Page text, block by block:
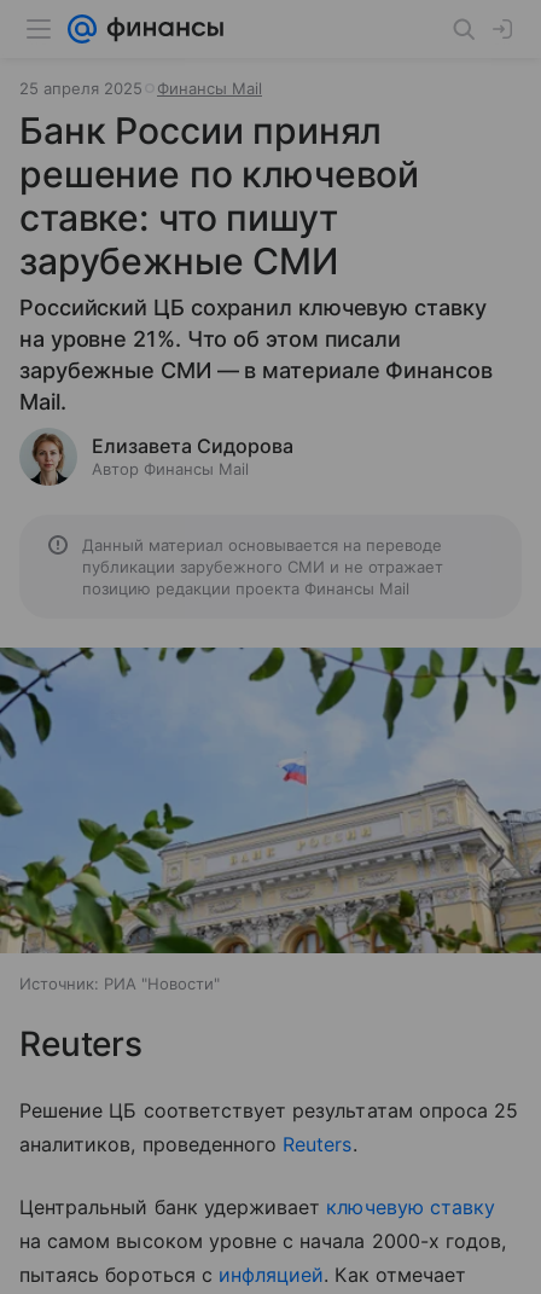
25 апреля 2025 Финансы Mail
Банк России принял
решение по ключевой
ставке: что пишут
зарубежные СМИ
Российский ЦБ сохранил ключевую ставку
на уровне 21%. Что об этом писали
зарубежные СМИ — в материале Финансов
Mail.
Елизавета Сидорова
Автор Финансы Mail
Данный материал основывается на переводе
публикации зарубежного СМИ и не отражает
позицию редакции проекта Финансы Mail
Источник: РИА "Новости"
Reuters
Решение ЦБ соответствует результатам опроса 25
аналитиков, проведенного Reuters.
Центральный банк удерживает ключевую ставку
на самом высоком уровне с начала 2000-х годов,
пытаясь бороться с инфляцией. Как отмечает